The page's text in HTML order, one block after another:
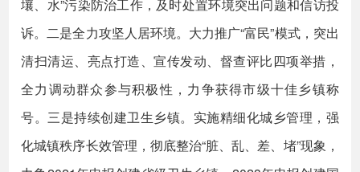
壤、水”污染防治工作，及时处置环境突出问题和信访投
诉。二是全力攻坚人居环境。大力推广“富民”模式，突出
清扫清运、亮点打造、宣传发动、督查评比四项举措，
全力调动群众参与积极性，力争获得市级十佳乡镇称
号。三是持续创建卫生乡镇。实施精细化城乡管理，强
化城镇秩序长效管理，彻底整治“脏、乱、差、堵”现象，